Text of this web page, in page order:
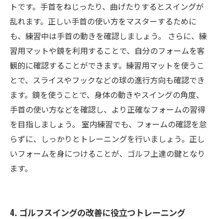
トです。手首をねじったり、曲げたりするとスイングが
乱れます。正しい手首の使い方をマスターするために
も、練習中は手首の動きを確認しましょう。 さらに、練
習用マットや鏡を利用することで、自分のフォームを客
観的に確認することができます。練習用マットを使うこ
とで、スライスやフックなどの球の進行方向も確認でき
ます。鏡を使うことで、身体の動きやスイングの角度、
手首の使い方などを確認し、より正確なフォームの習得
を目指しましょう。 室内練習でも、フォームの確認を怠
らずに、しっかりとトレーニングを行いましょう。正し
いフォームを身につけることが、ゴルフ上達の鍵となり
ます。
4. ゴルフスイングの改善に役立つトレーニング